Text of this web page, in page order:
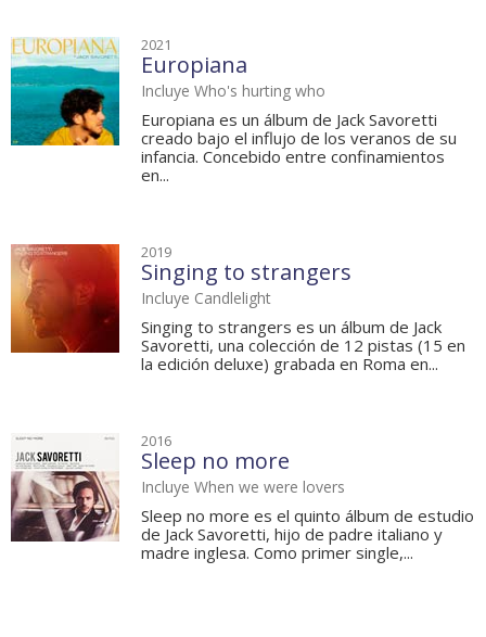
2021
Europiana
Incluye Who's hurting who
Europiana es un álbum de Jack Savoretti
creado bajo el influjo de los veranos de su
infancia. Concebido entre confinamientos
en...
2019
Singing to strangers
Incluye Candlelight
Singing to strangers es un álbum de Jack
Savoretti, una colección de 12 pistas (15 en
la edición deluxe) grabada en Roma en...
2016
Sleep no more
Incluye When we were lovers
Sleep no more es el quinto álbum de estudio
de Jack Savoretti, hijo de padre italiano y
madre inglesa. Como primer single,...